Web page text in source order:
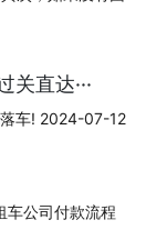
直达···
车! 2024-07-12
车公司付款流程